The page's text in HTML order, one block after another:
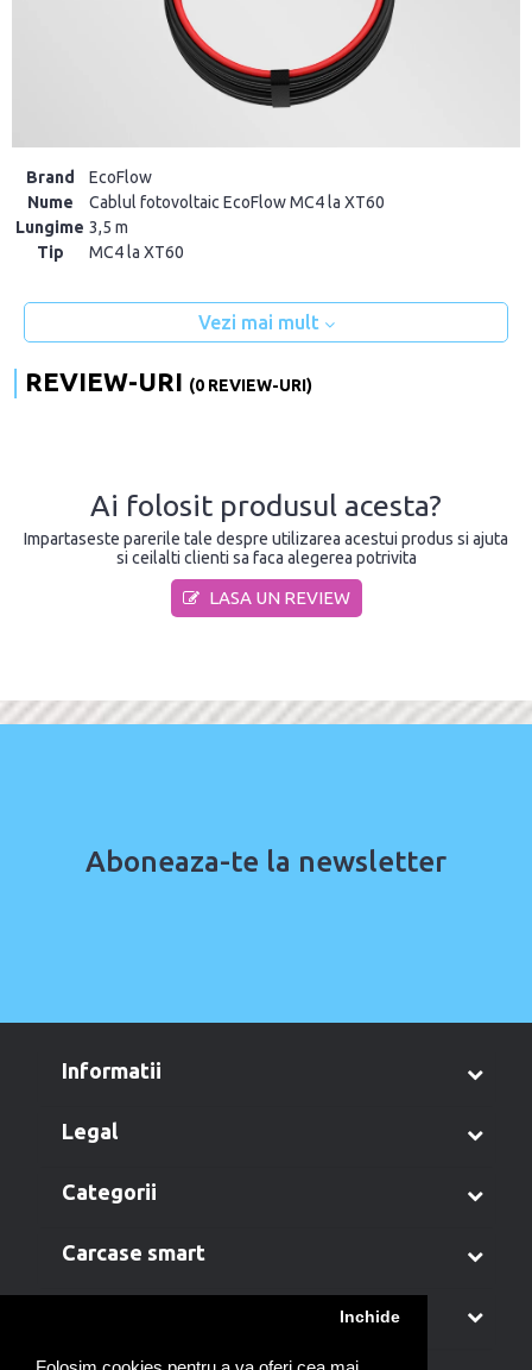
Inchide
Brand
EcoFlow
Nume
Cablul fotovoltaic EcoFlow MC4 la XT60
Lungime 3,5 m
Tip
MC4 la XT60
Vezi mai mult
REVIEW-URI (0 REVIEW-URI)
Ai folosit produsul acesta?
Impartaseste parerile tale despre utilizarea acestui produs si ajuta
si ceilalti clienti sa faca alegerea potrivita
LASA UN REVIEW
Aboneaza-te la newsletter
informatii
legal
categorii
carcase smart